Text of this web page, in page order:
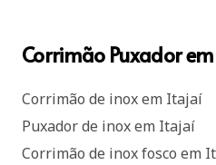
Corrimão Puxador
Corrimão de inox em Itajaí
Puxador de inox em Itajaí
Corrimão de inox fosco em